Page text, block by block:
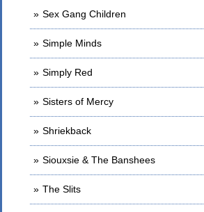
Sex Gang Children
Simple Minds
Simply Red
Sisters of Mercy
Shriekback
Siouxsie & The Banshees
The Slits